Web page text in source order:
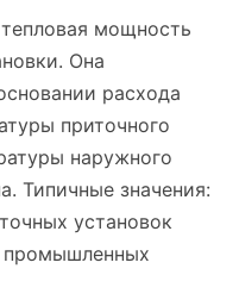
мощность
Она
расхода
приточного
наружного
Типичные значения:
установок
промышленных